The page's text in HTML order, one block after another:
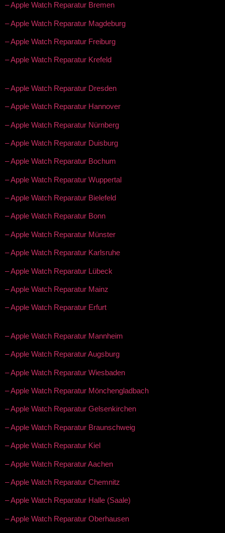
– Apple Watch Reparatur Bremen
– Apple Watch Reparatur Magdeburg
– Apple Watch Reparatur Freiburg
– Apple Watch Reparatur Krefeld
– Apple Watch Reparatur Dresden
– Apple Watch Reparatur Hannover
– Apple Watch Reparatur Nürnberg
– Apple Watch Reparatur Duisburg
– Apple Watch Reparatur Bochum
– Apple Watch Reparatur Wuppertal
– Apple Watch Reparatur Bielefeld
– Apple Watch Reparatur Bonn
– Apple Watch Reparatur Münster
– Apple Watch Reparatur Karlsruhe
– Apple Watch Reparatur Lübeck
– Apple Watch Reparatur Mainz
– Apple Watch Reparatur Erfurt
– Apple Watch Reparatur Mannheim
– Apple Watch Reparatur Augsburg
– Apple Watch Reparatur Wiesbaden
– Apple Watch Reparatur Mönchengladbach
– Apple Watch Reparatur Gelsenkirchen
– Apple Watch Reparatur Braunschweig
– Apple Watch Reparatur Kiel
– Apple Watch Reparatur Aachen
– Apple Watch Reparatur Chemnitz
– Apple Watch Reparatur Halle (Saale)
– Apple Watch Reparatur Oberhausen